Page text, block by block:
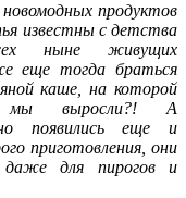
продуктов
известны с детства
ныне живущих
еще тогда браться
каше, на которой
мы выросли?! А
появились еще и
приготовления, они
для пирогов и